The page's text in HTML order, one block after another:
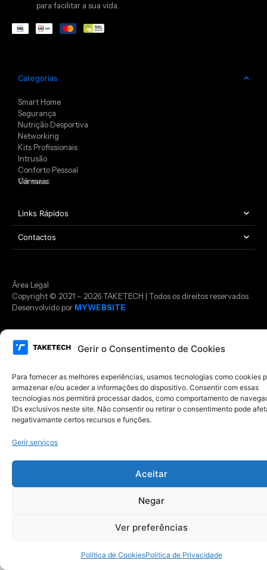
Gerir o Consentimento de Cookies
Para fornecer as melhores experiências, usamos tecnologias como cookies
armazenar e/ou aceder a informações do dispositivo. Consentir com essas
tecnologias nos permitirá processar dados, como comportamento de
IDs exclusivos neste site. Não consentir ou retirar o consentimento pode
negativamante certos recursos e funções.
Gerir serviços
Aceitar
Negar
Ver preferências
Política de CookiesPolitica de Privacidade
para facilitar a sua vida.
Categorias
Smart Home
Segurança
Nutrição Desportiva
Networking
Kits Profissionais
Intrusão
Conforto Pessoal
Câmaras
Ver mais
Links Rápidos
Contactos
Copyright © 2021 – 2026 TAKETECH | Todos os direitos reservados
Desenvolvido por MYWEBSITE
Área Legal